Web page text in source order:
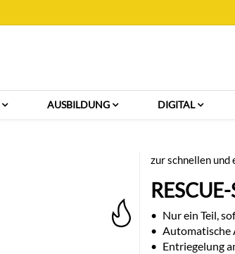
AUSBILDUNG DIGITAL
zur schnellen und
• Nur ein Teil,
• Automatische
• Entriegelung